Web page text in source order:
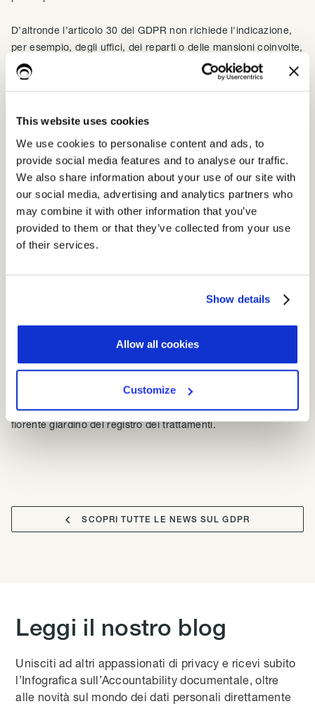
This website uses cookies
We use cookies to personalise content and ads, to
provide social media features and to analyse our traffic.
We also share information about your use of our site with
our social media, advertising and analytics partners who
may combine it with other information that you’ve
provided to them or that they’ve collected from your use
of their services.
Show details
Allow all cookies
Customize
D’altronde l’articolo 30 del GDPR non richiede l'indicazione,
per esempio, degli uffici, dei reparti o delle mansioni coinvolte,
eppure inserire queste informazioni consentirebbe di produrre
in maniera automatica le autorizzazioni al trattamento previste
L’inserimento delle basi giuridiche, obbligatorie per legge
nell’informativa, anche nel registro è un altro prezioso
consiglio, che diventa ottimo nel caso in cui vengano
collegate alle rispettive finalità.
Potremmo citare altri infiniti esempi, come l’indicazione degli
asset coinvolti o delle operazioni effettuate sui dati, per
sarebbe comunque un elenco incompleto.
dei trattamenti ai meri requisiti dell’articolo 30 significa anche
limitarne le opportunità.
Bilanciare limiti e libertà non è affatto semplice: con UTOPIA
sfrutti al massimo le potenzialità messe a disposizione dal
fiorente giardino del registro dei trattamenti.
 SCOPRI TUTTE LE NEWS SUL GDPR
Leggi il nostro blog
Unisciti ad altri appassionati di privacy e ricevi subito
l’Infografica sull’Accountability documentale, oltre
alle novità sul mondo dei dati personali direttamente